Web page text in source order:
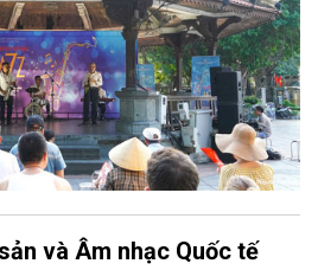
và Âm nhạc Quốc tế